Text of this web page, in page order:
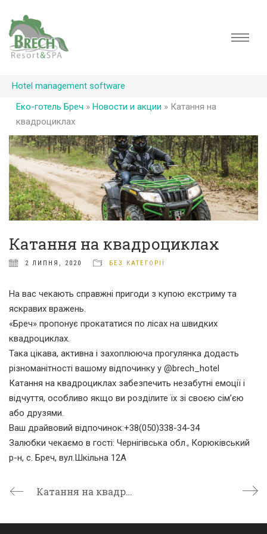
Hotel management software
Еко-готель Бреч » Новости и акции » Катання на
квадроциклах
Катання на квадроциклах
2 ЛИПНЯ, 2020 БЕЗ КАТЕГОРІЇ
На вас чекають справжні пригоди з купою екстриму та
яскравих вражень.
«Бреч» пропонує прокататися по лісах на швидких
квадроциклах.
Така цікава, активна і захоплююча прогулянка додасть
різноманітності вашому відпочинку у @brech_hotel
Катання на квадроциклах забезпечить незабутні емоції і
відчуття, особливо якщо ви розділите їх зі своєю сім’єю
або друзями.
Ваш драйвовий відпочинок:+38(050)338-34-34
Залюбки чекаємо в гості: Чернігівська обл., Корюківський
р-н, с. Бреч, вул.Шкільна 12А
Катання на квадроциклах